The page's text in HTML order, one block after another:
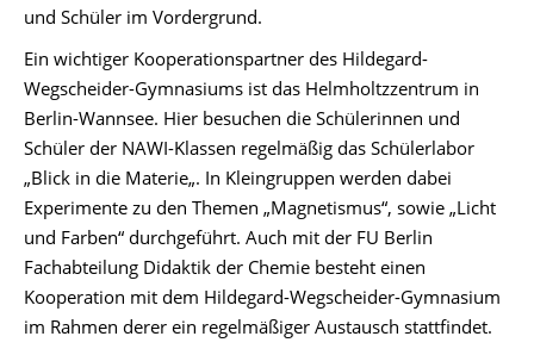
und Schüler im Vordergrund.
Ein wichtiger Kooperationspartner des Hildegard-
Wegscheider-Gymnasiums ist das Helmholtzzentrum in
Berlin-Wannsee. Hier besuchen die Schülerinnen und
Schüler der NAWI-Klassen regelmäßig das Schülerlabor
„Blick in die Materie„. In Kleingruppen werden dabei
Experimente zu den Themen „Magnetismus“, sowie „Licht
und Farben“ durchgeführt. Auch mit der FU Berlin
Fachabteilung Didaktik der Chemie besteht einen
Kooperation mit dem Hildegard-Wegscheider-Gymnasium
im Rahmen derer ein regelmäßiger Austausch stattfindet.